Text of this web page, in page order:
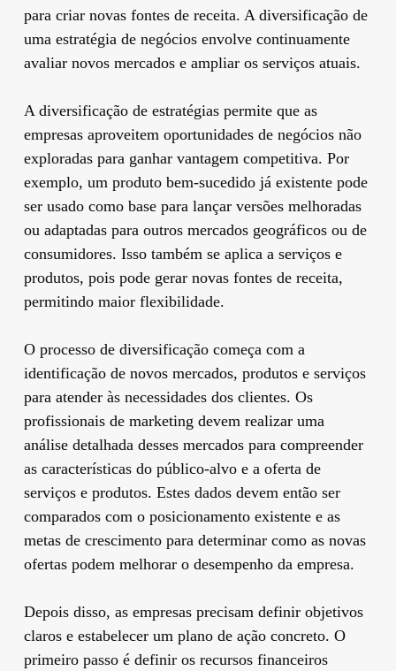
para criar novas fontes de receita. A diversificação de
uma estratégia de negócios envolve continuamente
avaliar novos mercados e ampliar os serviços atuais.
A diversificação de estratégias permite que as
empresas aproveitem oportunidades de negócios não
exploradas para ganhar vantagem competitiva. Por
exemplo, um produto bem-sucedido já existente pode
ser usado como base para lançar versões melhoradas
ou adaptadas para outros mercados geográficos ou de
consumidores. Isso também se aplica a serviços e
produtos, pois pode gerar novas fontes de receita,
permitindo maior flexibilidade.
O processo de diversificação começa com a
identificação de novos mercados, produtos e serviços
para atender às necessidades dos clientes. Os
profissionais de marketing devem realizar uma
análise detalhada desses mercados para compreender
as características do público-alvo e a oferta de
serviços e produtos. Estes dados devem então ser
comparados com o posicionamento existente e as
metas de crescimento para determinar como as novas
ofertas podem melhorar o desempenho da empresa.
Depois disso, as empresas precisam definir objetivos
claros e estabelecer um plano de ação concreto. O
primeiro passo é definir os recursos financeiros